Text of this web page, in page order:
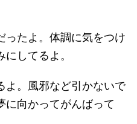
ったよ。体調に気をつけ
してるよ。
よ。風邪など引かないで
に向かってがんばって